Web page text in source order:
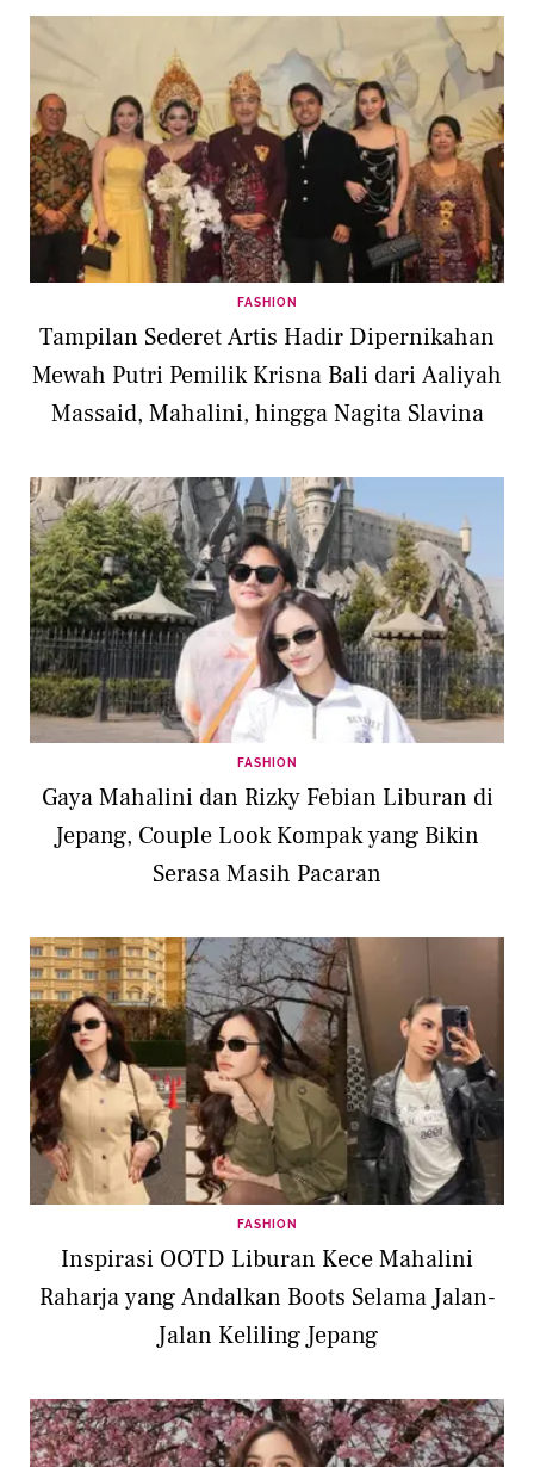
FASHION
Tampilan Sederet Artis Hadir Dipernikahan
Mewah Putri Pemilik Krisna Bali dari Aaliyah
Massaid, Mahalini, hingga Nagita Slavina
FASHION
Gaya Mahalini dan Rizky Febian Liburan di
Jepang, Couple Look Kompak yang Bikin
Serasa Masih Pacaran
FASHION
Inspirasi OOTD Liburan Kece Mahalini
Raharja yang Andalkan Boots Selama Jalan-
Jalan Keliling Jepang